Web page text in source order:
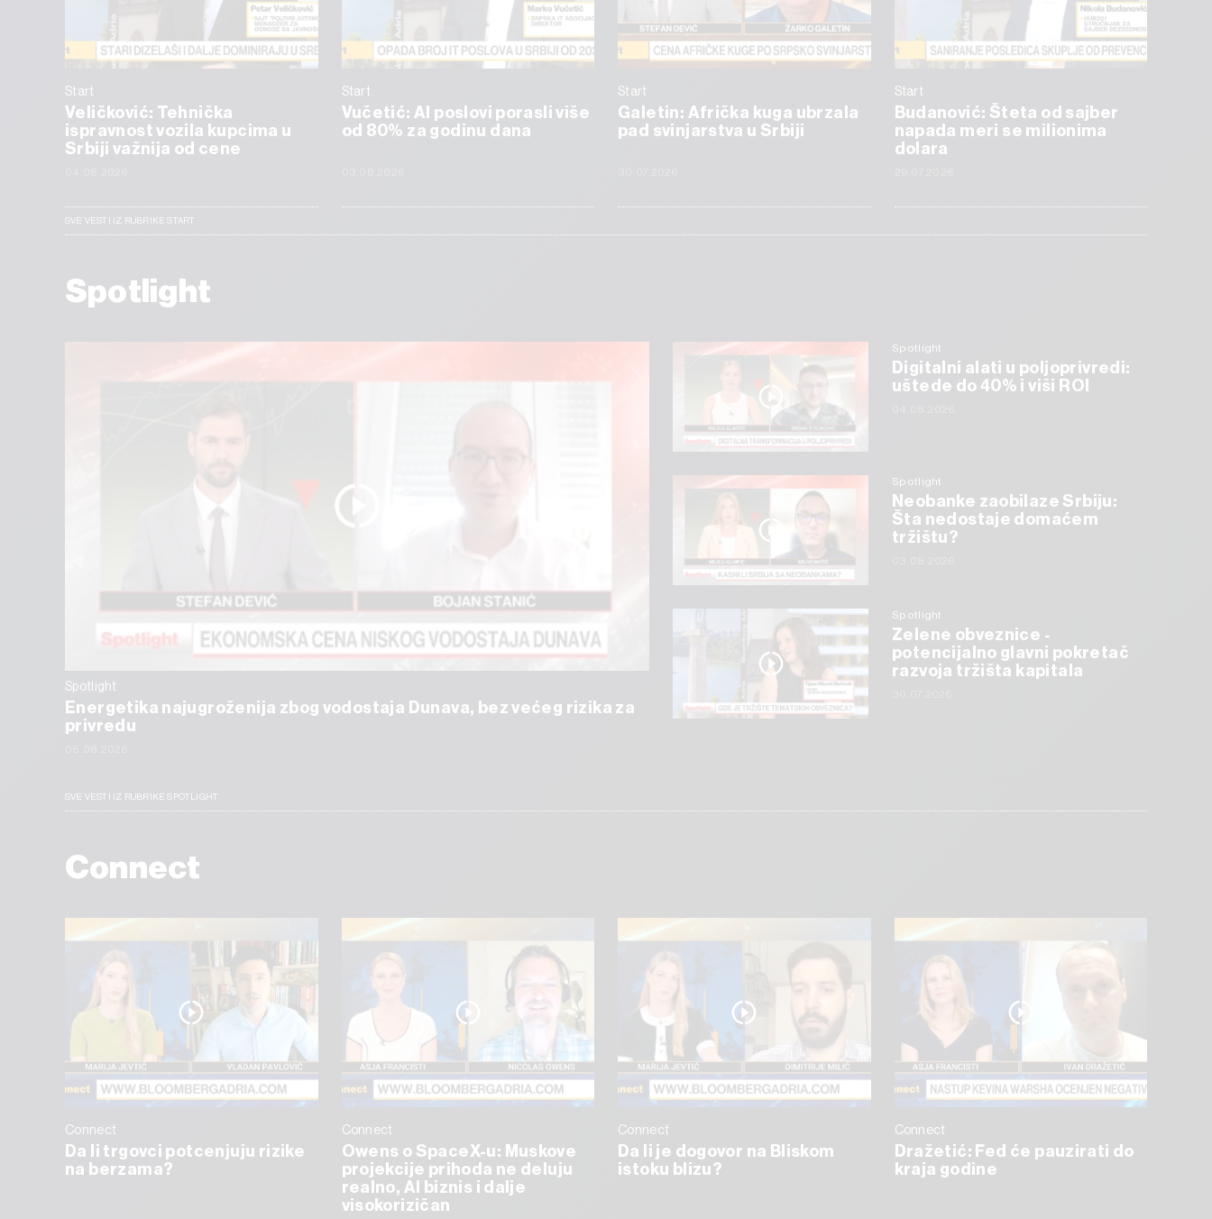
Start
Veličković: Tehnička
ispravnost vozila kupcima u
Srbiji važnija od cene
Start
Vučetić: AI poslovi porasli više
od 80% za godinu dana
Start
Galetin: Afrička kuga ubrzala
pad svinjarstva u Srbiji
Start
Budanović: Šteta od sajber
napada meri se milionima
dolara
SVE VESTI IZ RUBRIKE START
Spotlight
Spotlight
Energetika najugroženija zbog vodostaja Dunava, bez većeg rizika za
privredu
Spotlight
Digitalni alati u poljoprivredi:
uštede do 40% i viši ROI
Spotlight
Neobanke zaobilaze Srbiju:
Šta nedostaje domaćem
tržištu?
Spotlight
Zelene obveznice -
potencijalno glavni pokretač
razvoja tržišta kapitala
SVE VESTI IZ RUBRIKE SPOTLIGHT
Connect
Connect
Da li trgovci potcenjuju rizike
na berzama?
Connect
Owens o SpaceX-u: Muskove
projekcije prihoda ne deluju
realno, AI biznis i dalje
visokorizičan
Connect
Da li je dogovor na Bliskom
istoku blizu?
Connect
Dražetić: Fed će pauzirati do
kraja godine